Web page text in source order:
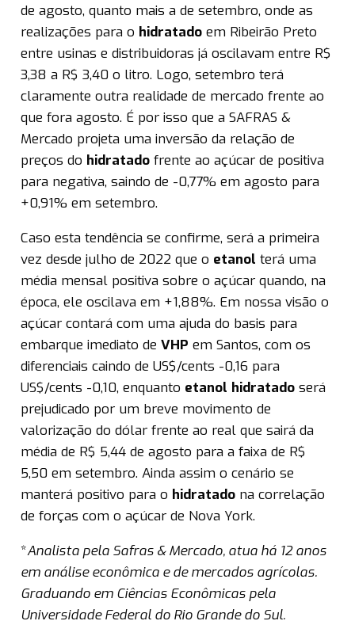
de agosto, quanto mais a de setembro, onde as
realizações para o hidratado em Ribeirão Preto
entre usinas e distribuidoras já oscilavam entre R$
3,38 a R$ 3,40 o litro. Logo, setembro terá
claramente outra realidade de mercado frente ao
que fora agosto. É por isso que a SAFRAS &
Mercado projeta uma inversão da relação de
preços do hidratado frente ao açúcar de positiva
para negativa, saindo de -0,77% em agosto para
+0,91% em setembro.
Caso esta tendência se confirme, será a primeira
vez desde julho de 2022 que o etanol terá uma
média mensal positiva sobre o açúcar quando, na
época, ele oscilava em +1,88%. Em nossa visão o
açúcar contará com uma ajuda do basis para
embarque imediato de VHP em Santos, com os
diferenciais caindo de US$/cents -0,16 para
US$/cents -0,10, enquanto etanol hidratado será
prejudicado por um breve movimento de
valorização do dólar frente ao real que sairá da
média de R$ 5,44 de agosto para a faixa de R$
5,50 em setembro. Ainda assim o cenário se
manterá positivo para o hidratado na correlação
de forças com o açúcar de Nova York.
*Analista pela Safras & Mercado, atua há 12 anos
em análise econômica e de mercados agrícolas.
Graduando em Ciências Econômicas pela
Universidade Federal do Rio Grande do Sul.